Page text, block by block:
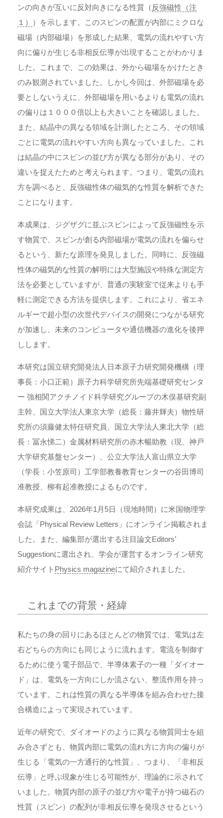
ンの向きが互いに反対向きになる性質（ 反強磁性（注
１）
）を示します。このスピンの配置が内部にミクロな
磁場（内部磁場）を形成した結果、電気の流れやすい方
向に偏りが生じる非相反伝導が出現することがわかりま
した。これまで、この効果は、外から磁場をかけたとき
のみ観測されていました。しかし今回は、外部磁場を必
要としないうえに、外部磁場を用いるよりも電気の流れ
の偏りは１０００倍以上も大きいことを確認しました。
また、結晶中の異なる領域を計測したところ、その領域
ごとに電気の流れやすい方向も異なっていました。これ
は結晶の中にスピンの並び方が異なる部分があり、その
違いを捉えたためと考えられます。つまり、電気の流れ
方を調べると、反強磁性体の磁気的な性質を解析できた
ことになります。
本成果は、ジグザグに並ぶスピンによって反強磁性を示
す物質で、スピンが創る内部磁場が電気の流れを偏らせ
るという、新たな原理を発見しました。同時に、反強磁
性体の磁気的な性質の解明には大型施設や特殊な測定方
法を必要としていますが、普通の実験室で従来よりも手
軽に測定できる方法を提供します。これにより、省エネ
ルギーで超小型の次世代デバイスの開発につながる研究
が加速し、未来のコンピュータや通信機器の進化を後押
しします。
本研究は国立研究開発法人日本原子力研究開発機構（理
事長：小口正範）原子力科学研究所先端基礎研究センタ
ー 強相関アクチノイド科学研究グループの木俣基研究副
主幹、国立大学法人東京大学（総長：藤井輝夫）物性研
究所の須藤健太特任研究員、国立大学法人東北大学（総
長：冨永悌二）金属材料研究所の赤木暢助教（現、神戸
大学研究基盤センター）、公立大学法人富山県立大学
（学長：小笠原司）工学部教養教育センターの谷田博司
准教授、柳有起准教授によるものです。
本研究成果は、2026年1月5日（現地時間）に米国物理学
会誌「Physical Review Letters」にオンライン掲載されま
した。また、編集部が選出する注目論文Editors’
Suggestionに選出され、学会が運営するオンライン研究
紹介サイト Physics magazineにて紹介されました。
これまでの背景・経緯
私たちの身の回りにあるほとんどの物質では、電気は左
右どちらの方向にも同じように流れます。電流を制御す
るために使う電子部品で、半導体素子の一種「ダイオー
ド」は、電気を一方向にしか流さない、整流作用を持っ
ています。これは性質の異なる半導体を組み合わせた接
合構造によって実現されています。
近年の研究で、ダイオードのように異なる物質同士を組
み合さずとも、物質内部に電気の流れ方に方向の偏りが
生じる「電気の一方通行的な性質」、つまり、「非相反
伝導」と呼ぶ現象が生じる可能性が、理論的に示されて
いました。物質内部の原子の並び方や電子が持つ磁石の
性質（スピン）の配列が非相反伝導を発現させるという